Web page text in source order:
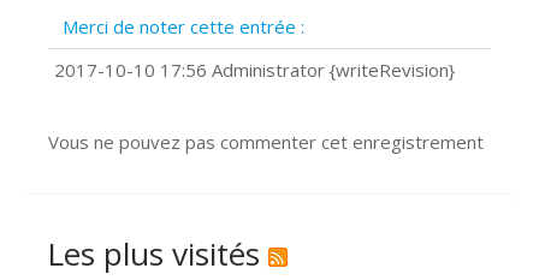
?
Comment installer Google Chrome ?
Merci de noter cette entrée :
2017-10-10 17:56 Administrator {writeRevision}
Vous ne pouvez pas commenter cet enregistrement
Les plus visités